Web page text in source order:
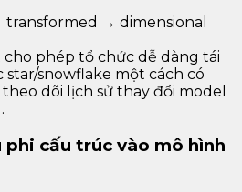
→ dimensional
phép tổ chức dễ dàng tái
star/snowflake một cách có
dõi lịch sử thay đổi model
phi cấu trúc vào mô hình